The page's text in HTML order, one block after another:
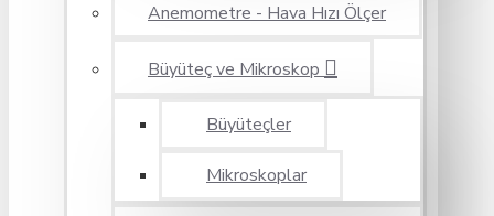
Anemometre - Hava Hızı Ölçer
Büyüteç ve Mikroskop
Büyüteçler
Mikroskoplar